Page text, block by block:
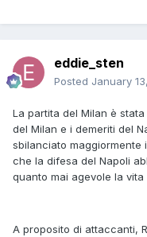
eddie_sten
Posted January
La partita del Milan è
del Milan e i demeriti del
sbilanciato maggiormente
che la difesa del Napoli
quanto mai agevole la
A proposito di attaccanti,